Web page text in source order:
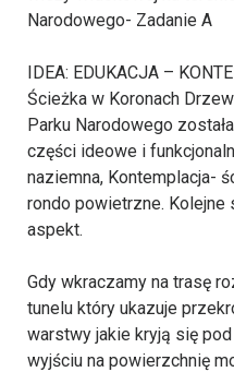
Narodowego- Zadanie A
IDEA: EDUKACJA –
Ścieżka w Koronach
Parku Narodowego
części ideowe i
naziemna, Kontemplacja-
rondo powietrzne. Kolejne
aspekt.
Gdy wkraczamy na trasę
tunelu który ukazuje
warstwy jakie kryją się
wyjściu na powierzchnię